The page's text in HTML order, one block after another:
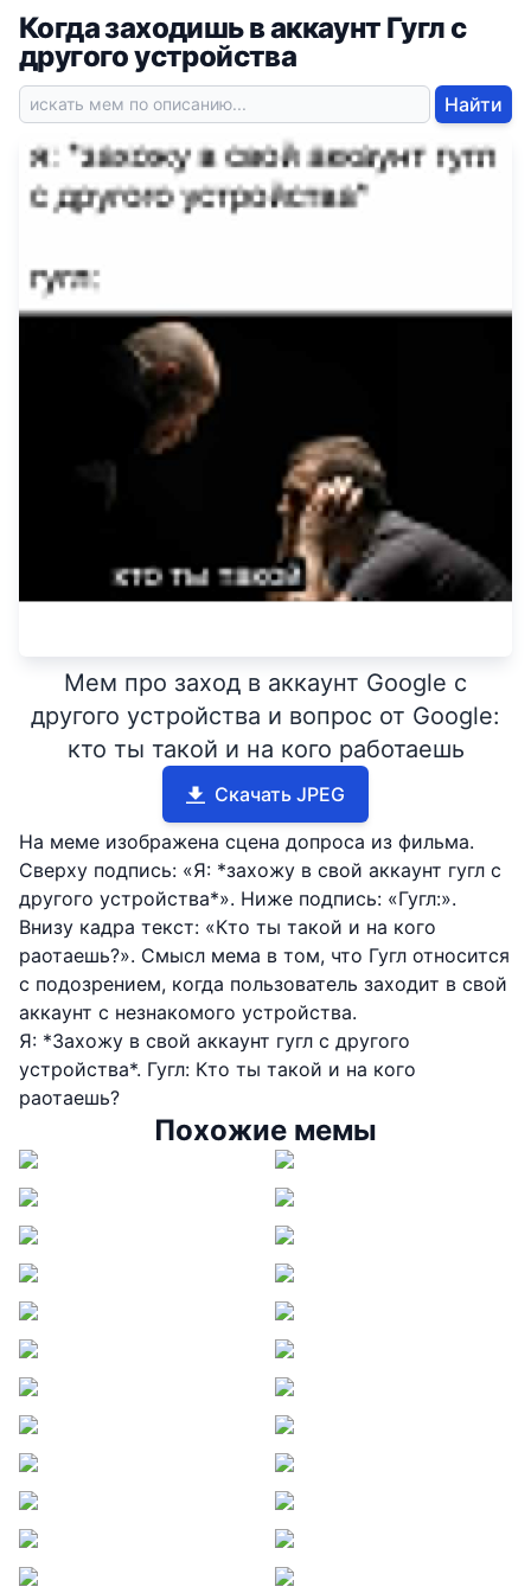
Когда заходишь в аккаунт Гугл с
другого устройства
Найти
Мем про заход в аккаунт Google с
другого устройства и вопрос от Google:
кто ты такой и на кого работаешь
Скачать JPEG
На меме изображена сцена допроса из фильма.
Сверху подпись: «Я: *захожу в свой аккаунт гугл с
другого устройства*». Ниже подпись: «Гугл:».
Внизу кадра текст: «Кто ты такой и на кого
раотаешь?». Смысл мема в том, что Гугл относится
с подозрением, когда пользователь заходит в свой
аккаунт с незнакомого устройства.
Я: *Захожу в свой аккаунт гугл с другого
устройства*. Гугл: Кто ты такой и на кого
раотаешь?
Похожие мемы